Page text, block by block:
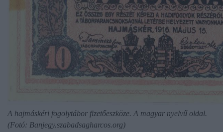
A hajmáskéri fogolytábor fizetőeszköze. A magyar nyelvű oldal.
(Fotó: Banjegy.szabadsagharcos.org)